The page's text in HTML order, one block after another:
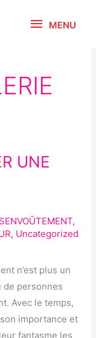
MENU
UNE
,
, Uncategorized
n’est plus un
de personnes
Avec le temps,
importance et
fantasme les